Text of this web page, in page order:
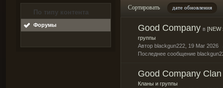
По типу контента
Форумы
Сортировать дате обновления
Good Company в [NEW
группы
Автор blackgun222 , 19 Mar 2026
Последнее сообщение
Good Company Clan
Кланы и группы